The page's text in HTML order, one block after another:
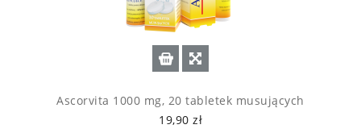
Ascorvita 1000 mg, 20 tabletek musujących
19,90 zł